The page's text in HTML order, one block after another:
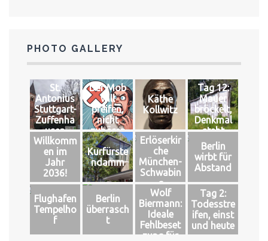
PHOTO GALLERY
St.
Antonius
Stuttgart-
Zuffenha
usen
Der Mob
will
pfeifen,
nicht
zuhören
Käthe
Kollwitz
Tag 12:
Mauer
bröckelt,
Denkmal
steht
Willkomm
en im
Jahr
2036!
Kurfürste
ndamm
Erlöserkir
che
München-
Schwabin
g
Berlin
wirbt für
Abstand
Flughafen
Tempelho
f
Berlin
überrasch
t
Wolf
Biermann:
Ideale
Fehlbeset
zung für
Tag 2:
Todesstre
ifen, einst
und heute